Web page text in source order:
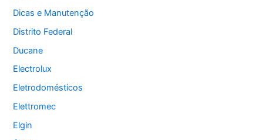
Dicas e Manutenção
Distrito Federal
Ducane
Electrolux
Eletrodomésticos
Elettromec
Elgin